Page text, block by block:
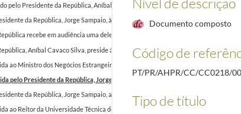
pelo Presidente da República, Aníbal Cavaco Silva, com a Comunidade Portuguesa
da República, Jorge Sampaio, à Câmara Municipal do Porto, onde preside
recebe em audiência uma delegação da Rádio 93.7 FM, a 9 de outubro de
Aníbal Cavaco Silva, preside à Sessão de Abertura da Conferência
ao Ministro dos Negócios Estrangeiros da Tunísia, Be Yahia, a 9 de outubro de 1996
pelo Presidente da República, Jorge Sampaio, ao Governador de Macau, General
da República, Jorge Sampaio, ao Palácio Nacional de Queluz, onde preside
ao Reitor da Universidade Técnica de Lisboa, António Simões Lopes, a 24 de janeiro
Documento composto
Código de
PT/PR/AHPR/CC/CC0218/
Tipo de título